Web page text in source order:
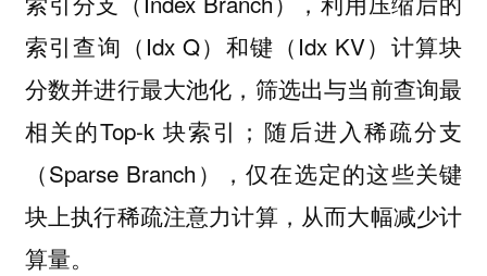
索引查询（Idx Q）和键（Idx KV）计算块
分数并进行最大池化，筛选出与当前查询最
相关的Top-k 块索引；随后进入稀疏分支
（Sparse Branch），仅在选定的这些关键
块上执行稀疏注意力计算，从而大幅减少计
算量。